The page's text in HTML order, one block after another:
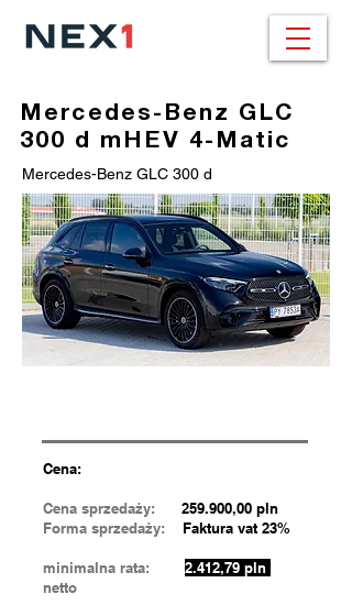
Mercedes-Benz GLC
300 d mHEV 4-Matic
Mercedes-Benz GLC 300 d
Cena:
Cena sprzedaży:
259.900,00 pln
Forma sprzedaży:
Faktura vat 23%
minimalna rata:
2.412,79 pln
netto